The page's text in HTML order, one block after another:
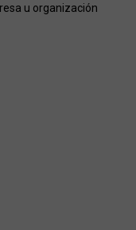
u organización